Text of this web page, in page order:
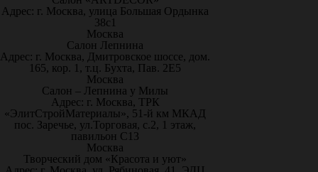
Адрес: г. Москва, улица Большая Ордынка
38с1
Москва
Салон Лепнина
Адрес: г. Москва, Дмитровское шоссе, дом.
165, кор. 1, т.ц. Бухта, Пав. 2Е5
Москва
Салон – Лепнина у Милы
Адрес: г. Москва, ТРК
«ЭлитСтройМатериалы», 51-й км МКАД
пос. Заречье, ул.Торговая, с.2, 1 этаж,
павильон С13
Москва
Творческий дом «Красота и уют»